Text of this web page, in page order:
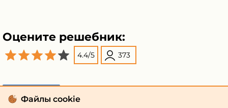
Оцените решебник:
4.4/5 373
Файлы cookie